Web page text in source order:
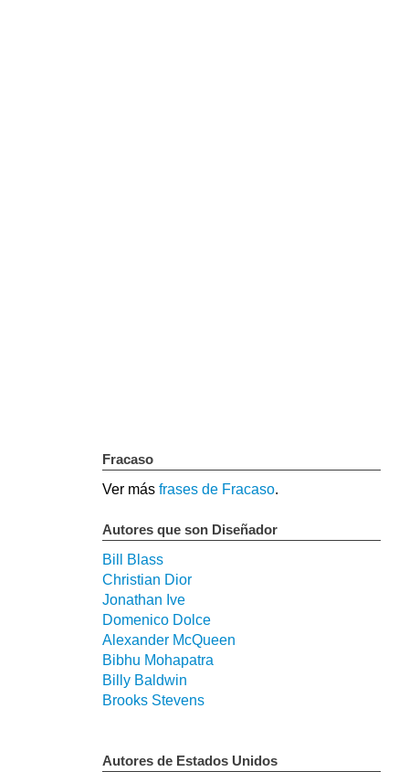
Fracaso
Ver más frases de Fracaso.
Autores que son Diseñador
Bill Blass
Christian Dior
Jonathan Ive
Domenico Dolce
Alexander McQueen
Bibhu Mohapatra
Billy Baldwin
Brooks Stevens
Autores de Estados Unidos